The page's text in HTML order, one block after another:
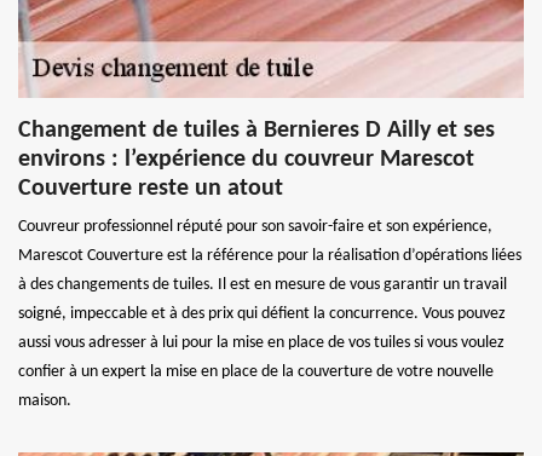
Changement de tuiles à Bernieres D Ailly et ses
environs : l’expérience du couvreur Marescot
Couverture reste un atout
Couvreur professionnel réputé pour son savoir-faire et son expérience,
Marescot Couverture est la référence pour la réalisation d’opérations liées
à des changements de tuiles. Il est en mesure de vous garantir un travail
soigné, impeccable et à des prix qui défient la concurrence. Vous pouvez
aussi vous adresser à lui pour la mise en place de vos tuiles si vous voulez
confier à un expert la mise en place de la couverture de votre nouvelle
maison.